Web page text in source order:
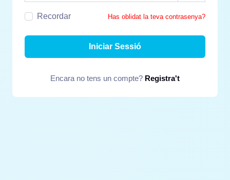
Recordar Has oblidat la teva contrasenya?
Iniciar Sessió
Encara no tens un compte? Registra't